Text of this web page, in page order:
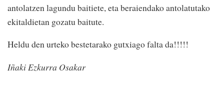
antolatzen lagundu baitiete, eta beraiendako antolatutako
ekitaldietan gozatu baitute.
Heldu den urteko bestetarako gutxiago falta da!!!!!
Iñaki Ezkurra Osakar